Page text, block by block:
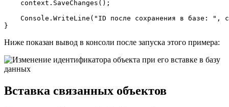
    context.SaveChanges();
    Console.WriteLine(
"ID после сохранения в базе: " ,
}
Ниже показан вывод в консоли после запуска этого примера:
Вставка связанных объектов